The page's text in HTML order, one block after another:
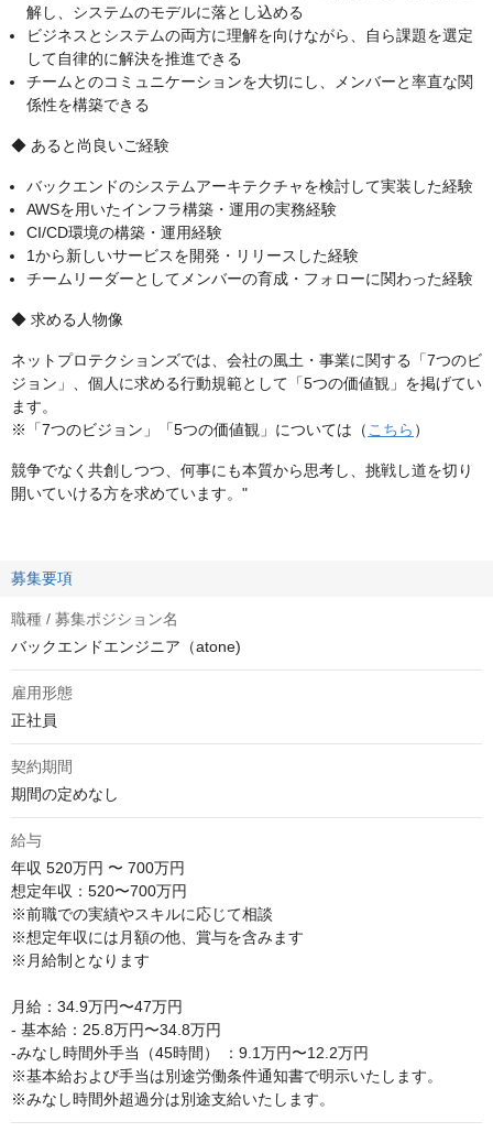
解し、システムのモデルに落とし込める
ビジネスとシステムの両方に理解を向けながら、自ら課題を選定
して自律的に解決を推進できる
チームとのコミュニケーションを大切にし、メンバーと率直な関
係性を構築できる
◆ あると尚良いご経験
バックエンドのシステムアーキテクチャを検討して実装した経験
AWSを用いたインフラ構築・運用の実務経験
CI/CD環境の構築・運用経験
1から新しいサービスを開発・リリースした経験
チームリーダーとしてメンバーの育成・フォローに関わった経験
◆ 求める人物像
ネットプロテクションズでは、会社の風土・事業に関する「7つのビ
ジョン」、個人に求める行動規範として「5つの価値観」を掲げてい
ます。
※「7つのビジョン」「5つの価値観」については（こちら ）
競争でなく共創しつつ、何事にも本質から思考し、挑戦し道を切り
開いていける方を求めています。"
募集要項
職種 / 募集ポジション名
バックエンドエンジニア（atone)
雇用形態
正社員
契約期間
期間の定めなし
給与
年収 520万円 〜 700万円
想定年収：520〜700万円
※前職での実績やスキルに応じて相談
※想定年収には月額の他、賞与を含みます
※月給制となります
月給：34.9万円〜47万円
- 基本給：25.8万円〜34.8万円
-みなし時間外手当（45時間） ：9.1万円〜12.2万円
※基本給および手当は別途労働条件通知書で明示いたします。
※みなし時間外超過分は別途支給いたします。